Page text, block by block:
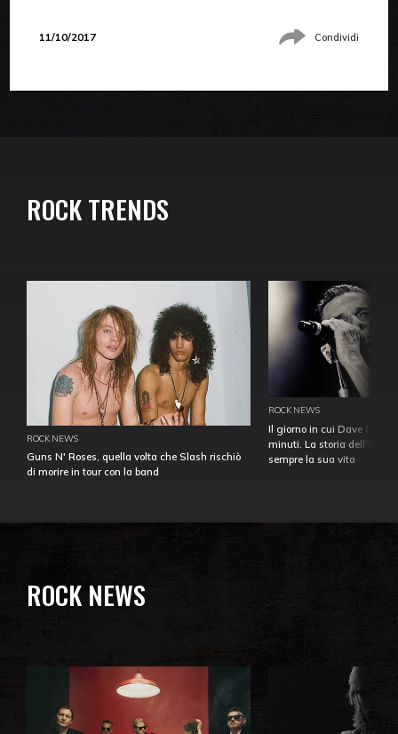
11/10/2017 Condividi
ROCK TRENDS
ROCK NEWS
Guns N' Roses, quella volta che Slash rischiò
di morire in tour con la band
ROCK NEWS
Il giorno in cui Dave
minuti. La storia
sempre la sua vita
ROCK NEWS